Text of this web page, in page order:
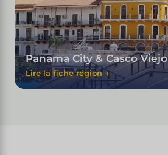
Panama City & Casco Viejo
Lire la fiche région →